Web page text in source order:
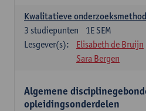
Kwalitatieve
1E SEM
3 studiepunten
Lesgever(s):
Elisabeth de Bruijn
Sara Bergen
Algemene
opleidingsonderdelen